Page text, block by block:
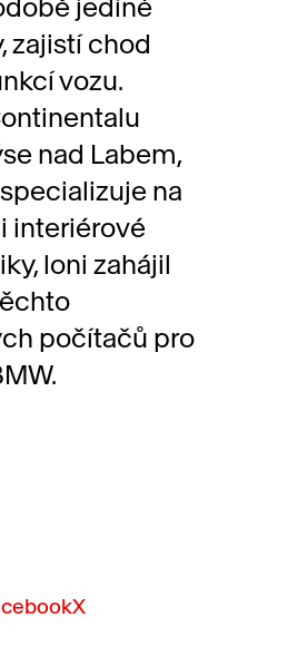
jediné
zajistí chod
vozu.
nad Labem,
na
interiérové
loni zahájil
počítačů pro
X